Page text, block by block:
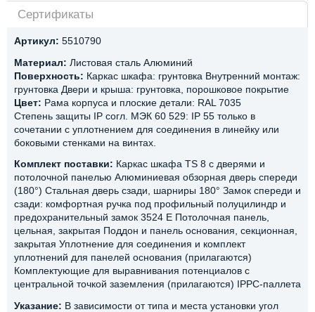
Сертификаты
Артикул: 5510790
Материал: Листовая сталь Алюминий
Поверхность: Каркас шкафа: грунтовка Внутренний монтаж:
грунтовка Двери и крыша: грунтовка, порошковое покрытие
Цвет: Рама корпуса и плоские детали: RAL 7035
Степень защиты IP согл. МЭК 60 529: IP 55 только в
сочетании с уплотнением для соединения в линейку или
боковыми стенками на винтах.
Комплект поставки: Каркас шкафа TS 8 с дверями и
потолочной панелью Алюминиевая обзорная дверь спереди
(180°) Стальная дверь сзади, шарниры 180° Замок спереди и
сзади: комфортная ручка под профильный полуцилиндр и
предохранительный замок 3524 E Потолочная панель,
цельная, закрытая Поддон и панель основания, секционная,
закрытая Уплотнение для соединения и комплект
уплотнений для панелей основания (прилагаются)
Комплектующие для выравнивания потенциалов с
центральной точкой заземления (прилагаются) IPPC-паллета
Указание: В зависимости от типа и места установки угол